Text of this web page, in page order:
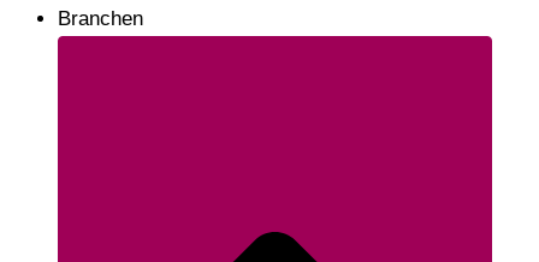
Branchen